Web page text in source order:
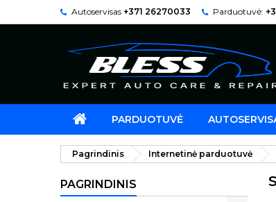
Autoservisas +371 26270033 Parduotuvė:
PARDUOTUVĖ
Pagrindinis Internetinė parduotuvė
PAGRINDINIS